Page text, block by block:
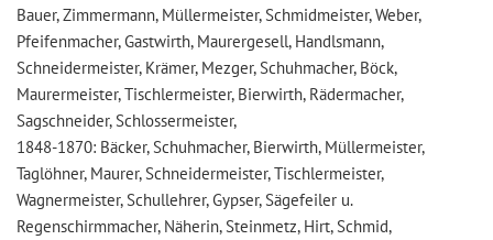
Bauer, Zimmermann, Müllermeister, Schmidmeister, Weber,
Pfeifenmacher, Gastwirth, Maurergesell, Handlsmann,
Schneidermeister, Krämer, Mezger, Schuhmacher, Böck,
Maurermeister, Tischlermeister, Bierwirth, Rädermacher,
Sagschneider, Schlossermeister,
1848-1870: Bäcker, Schuhmacher, Bierwirth, Müllermeister,
Taglöhner, Maurer, Schneidermeister, Tischlermeister,
Wagnermeister, Schullehrer, Gypser, Sägefeiler u.
Regenschirmmacher, Näherin, Steinmetz, Hirt, Schmid,